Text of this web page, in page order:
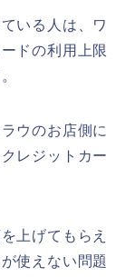
いる人は、ワ
ドの利用上限
ウのお店側に
レジットカー
上げてもらえ
使えない問題